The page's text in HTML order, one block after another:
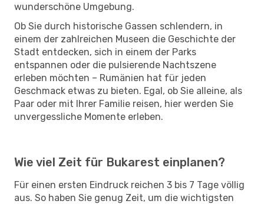
wunderschöne Umgebung.
Ob Sie durch historische Gassen schlendern, in
einem der zahlreichen Museen die Geschichte der
Stadt entdecken, sich in einem der Parks
entspannen oder die pulsierende Nachtszene
erleben möchten – Rumänien hat für jeden
Geschmack etwas zu bieten. Egal, ob Sie alleine, als
Paar oder mit Ihrer Familie reisen, hier werden Sie
unvergessliche Momente erleben.
Wie viel Zeit für Bukarest einplanen?
Für einen ersten Eindruck reichen 3 bis 7 Tage völlig
aus. So haben Sie genug Zeit, um die wichtigsten